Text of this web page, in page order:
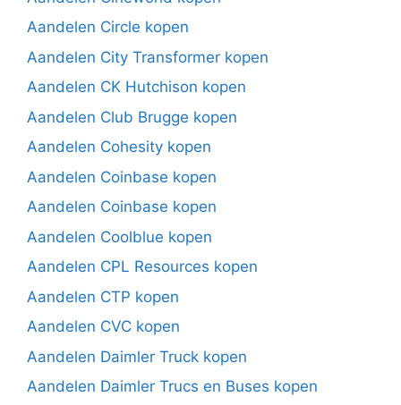
Aandelen Circle kopen
Aandelen City Transformer kopen
Aandelen CK Hutchison kopen
Aandelen Club Brugge kopen
Aandelen Cohesity kopen
Aandelen Coinbase kopen
Aandelen Coinbase kopen
Aandelen Coolblue kopen
Aandelen CPL Resources kopen
Aandelen CTP kopen
Aandelen CVC kopen
Aandelen Daimler Truck kopen
Aandelen Daimler Trucs en Buses kopen